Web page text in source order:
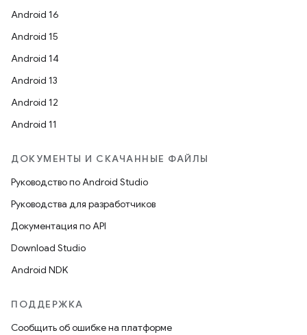
Android 16
Android 15
Android 14
Android 13
Android 12
Android 11
ДОКУМЕНТЫ И СКАЧАННЫЕ ФАЙЛЫ
Руководство по Android Studio
Руководства для разработчиков
Документация по API
Download Studio
Android NDK
ПОДДЕРЖКА
Сообщить об ошибке на платформе